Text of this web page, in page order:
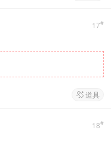
17#
 道具
18#